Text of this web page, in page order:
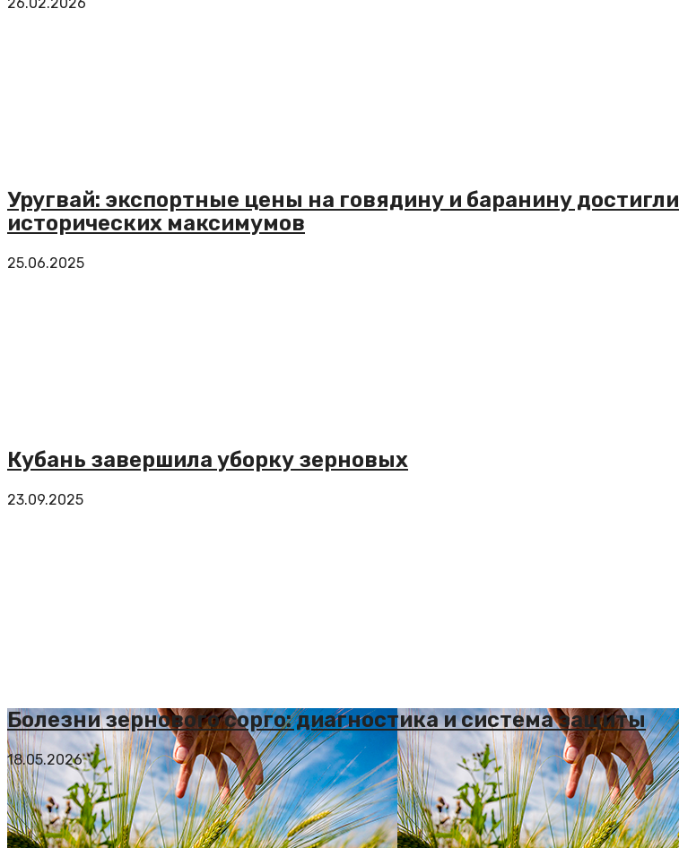
Уругвай: экспортные цены на говядину и баранину достигли
исторических максимумов
25.06.2025
Кубань завершила уборку зерновых
23.09.2025
Болезни зернового сорго: диагностика и система защиты
18.05.2026